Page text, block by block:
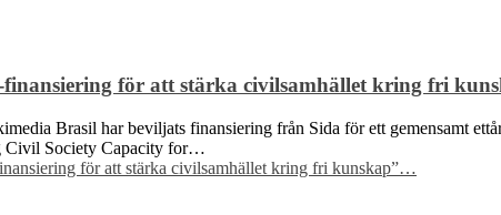
för att stärka civilsamhället kring fri
Brasil har beviljats finansiering från Sida för ett gemensamt
Civil Society Capacity for…
för att stärka civilsamhället kring fri kunskap”…